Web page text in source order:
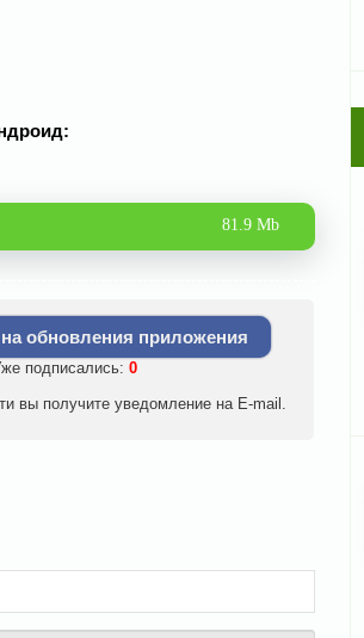
81.9 Mb
обновления приложения
подписались: 0
вы получите уведомление на E-mail.